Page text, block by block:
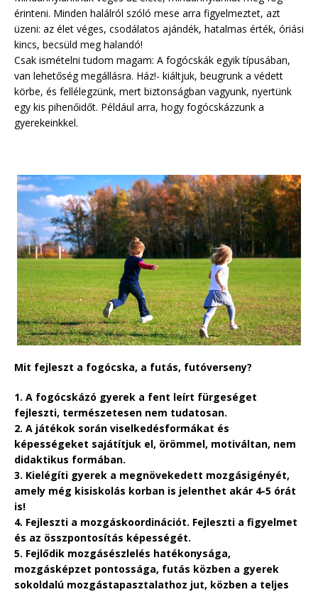
érinteni. Minden halálról szóló mese arra figyelmeztet, azt
üzeni: az élet véges, csodálatos ajándék, hatalmas érték, óriási
kincs, becsüld meg halandó!
Csak ismételni tudom magam: A fogócskák egyik típusában,
van lehetőség megállásra. Ház!- kiáltjuk, beugrunk a védett
körbe, és fellélegzünk, mert biztonságban vagyunk, nyertünk
egy kis pihenőidőt. Például arra, hogy fogócskázzunk a
gyerekeinkkel.
Mit fejleszt a fogócska, a futás, futóverseny?
1. A fogócskázó gyerek a fent leírt fürgeséget
fejleszti, természetesen nem tudatosan.
2. A játékok során viselkedésformákat és
képességeket sajátítjuk el, örömmel, motiváltan, nem
didaktikus formában.
3. Kielégíti gyerek a megnövekedett mozgásigényét,
amely még kisiskolás korban is jelenthet akár 4-5 órát
is!
4. Fejleszti a mozgáskoordinációt. Fejleszti a figyelmet
és az összpontosítás képességét.
5. Fejlődik mozgásészlelés hatékonysága,
mozgásképzet pontossága, futás közben a gyerek
sokoldalú mozgástapasztalathoz jut, közben a teljes